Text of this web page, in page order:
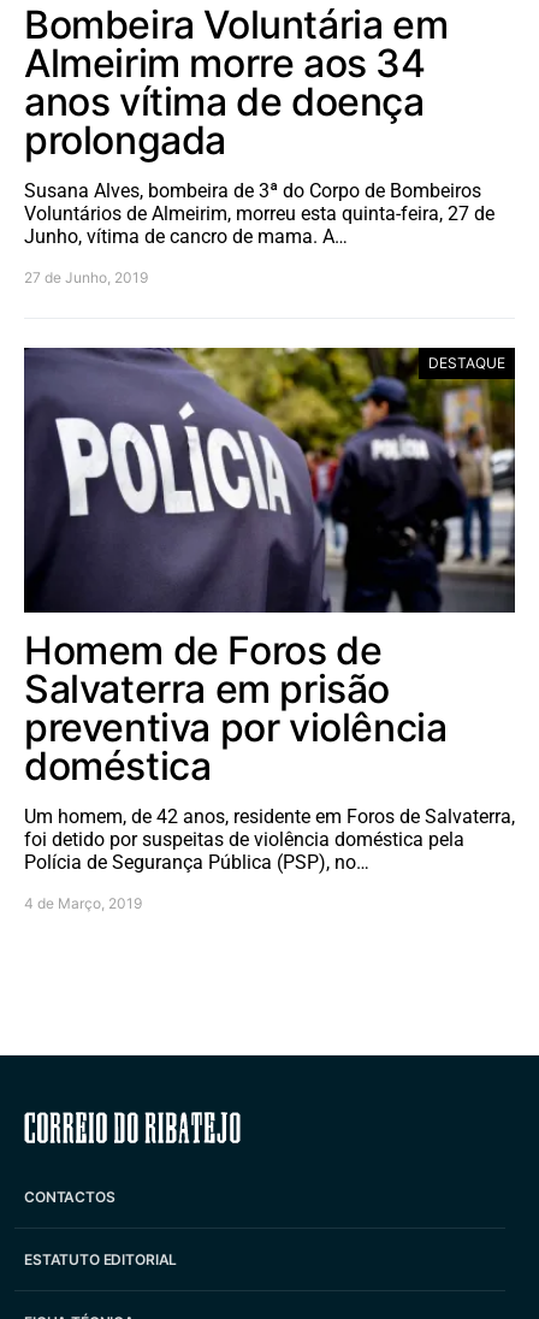
Bombeira Voluntária em
Almeirim morre aos 34
anos vítima de doença
prolongada
Susana Alves, bombeira de 3ª do Corpo de Bombeiros
Voluntários de Almeirim, morreu esta quinta-feira, 27 de
Junho, vítima de cancro de mama. A…
27 de Junho, 2019
DESTAQUE
Homem de Foros de
Salvaterra em prisão
preventiva por violência
doméstica
Um homem, de 42 anos, residente em Foros de Salvaterra,
foi detido por suspeitas de violência doméstica pela
Polícia de Segurança Pública (PSP), no…
4 de Março, 2019
Correio do Ribatejo
CONTACTOS
ESTATUTO EDITORIAL